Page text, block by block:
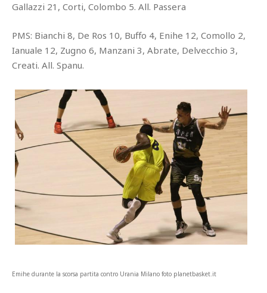
Gallazzi 21, Corti, Colombo 5. All. Passera
PMS: Bianchi 8, De Ros 10, Buffo 4, Enihe 12, Comollo 2,
Ianuale 12, Zugno 6, Manzani 3, Abrate, Delvecchio 3,
Creati. All. Spanu.
Emihe durante la scorsa partita contro Urania Milano foto planetbasket.it